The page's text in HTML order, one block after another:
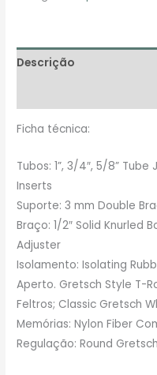
Descrição
Ficha técnica:
Tubos: 1”, 3/4″, 5/8”
Inserts
Suporte: 3 mm Double
Braço: 1/2″ Solid Knurled
Adjuster
Isolamento: Isolating
Aperto. Gretsch Style T-
Feltros; Classic Gretsch
Memórias: Nylon Fiber
Regulação: Round